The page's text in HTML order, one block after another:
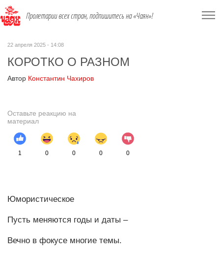
Пролетарии всех стран, подпишитесь на «Чаян»!
22 апреля 2025 - 14:08
КОРОТКО О РАЗНОМ
Автор Константин Чахиров
Оставьте реакцию на
материал
1 0 0 0 0
Юмористическое
Пусть меняются годы и даты –
Вечно в фокусе многие темы.